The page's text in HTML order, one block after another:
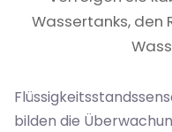
Wassertanks, den
bilden die